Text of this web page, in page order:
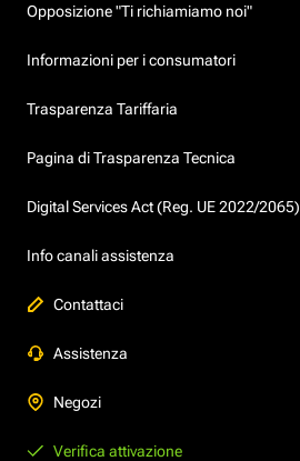
Opposizione "Ti richiamiamo noi"
Informazioni per i consumatori
Trasparenza Tariffaria
Pagina di Trasparenza Tecnica
Digital Services Act (Reg. UE 2022/2065)
Info canali assistenza
Contattaci
Assistenza
Negozi
Verifica attivazione